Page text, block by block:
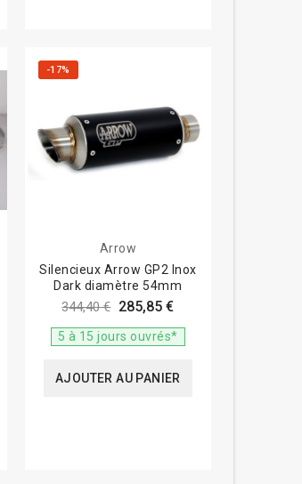
-17%
Arrow
Silencieux Arrow GP2 Inox
Dark diamètre 54mm
344,40 € 285,85 €
5 à 15 jours ouvrés*
AJOUTER AU PANIER